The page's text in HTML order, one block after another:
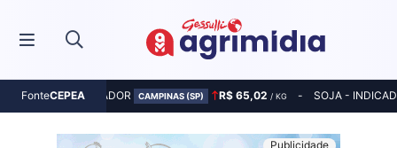
FonteCEPEA
MILHO - INDICADOR CAMPINAS (SP) R$ 65,02 / KG SOJA -